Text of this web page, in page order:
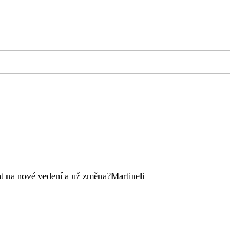
na nové vedení a už změna?Martineli